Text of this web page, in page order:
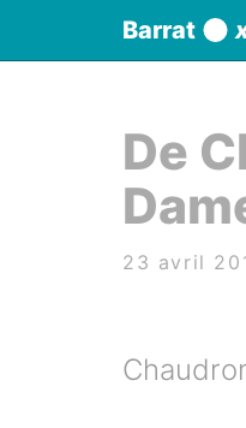
Barrat
De
23 avril
Panneau de gestion des